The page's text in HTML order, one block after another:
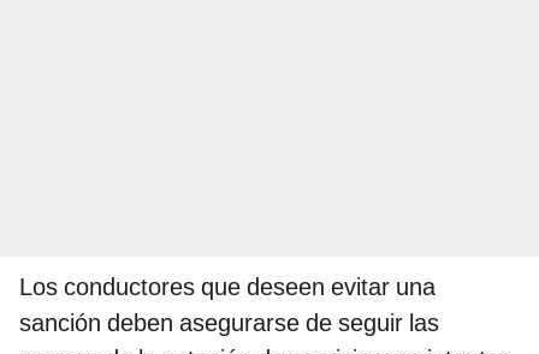
Los conductores que deseen evitar una
sanción deben asegurarse de seguir las